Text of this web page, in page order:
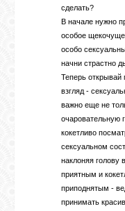
сделать?
В начале нужно
особое
особо
начни страстно
Теперь открывай
взгляд -
важно еще не
очаровательную
кокетливо
сексуальном
наклоняя голову
приятным и
приподнятым -
принимать